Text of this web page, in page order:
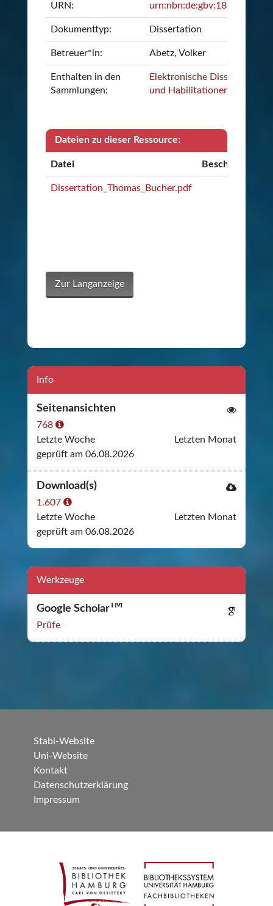
URN: urn:nbn:de:gbv:18-ediss-
Dokumenttyp: Dissertation
Betreuer*in: Abetz, Volker
Enthalten in den
Sammlungen:
Elektronische Dissertationen
und Habilitationen
Dateien zu dieser Ressource:
Datei Beschreibung
Dissertation_Thomas_Bucher.pdf
Zur Langanzeige
Info
Seitenansichten
768
Letzte Woche
Letzten Monat
geprüft am 06.08.2026
Download(s)
1.607
Letzte Woche
Letzten Monat
geprüft am 06.08.2026
Werkzeuge
Google Scholar TM
Prüfe
Stabi-Website
Uni-Website
Kontakt
Datenschutzerklärung
Impressum